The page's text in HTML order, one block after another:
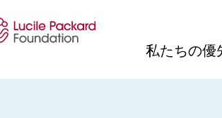
私たちの優